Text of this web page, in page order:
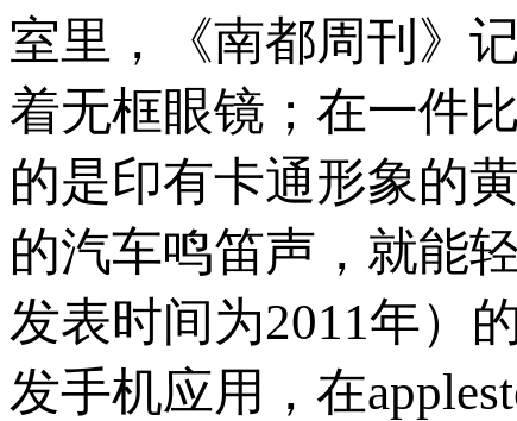
室里，《南都周刊》
着无框眼镜；在一件
的是印有卡通形象的
的汽车鸣笛声，就
发表时间为2011年）
发手机应用，在